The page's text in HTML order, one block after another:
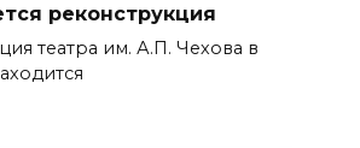
реконструкция
театра им. А.П. Чехова в